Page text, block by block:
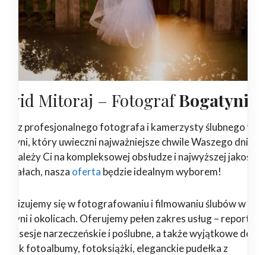
Mitoraj – FotografBogatynia
profesjonalnego fotografa i kamerzysty ślubnego w
który uwieczni najważniejsze chwile Waszego dnia?
zależy Ci na kompleksowej obsłudze i najwyższej jakości
nasza oferta będzie idealnym wyborem!
się w fotografowaniu i filmowaniu ślubów w
i okolicach. Oferujemy pełen zakres usług – reportaże
sesje narzeczeńskie i poślubne, a także wyjątkowe
jak fotoalbumy, fotoksiążki, eleganckie pudełka z